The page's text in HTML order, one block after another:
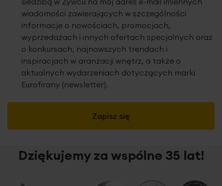
Zapisz się
wiadomości zawierających w szczególności
informacje o nowościach, promocjach,
wyprzedażach i innych ofertach specjalnych oraz
o konkursach, najnowszych trendach i
inspiracjach w aranżacji wnętrz, a także o
aktualnych wydarzeniach dotyczących marki
Eurofirany (newsletter).
Dziękujemy za wspólne 35 lat!